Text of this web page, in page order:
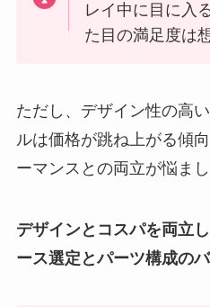
レイ中に目に入
た目の満足度は
ただし、デザイン性の高
ルは価格が跳ね上がる傾
ーマンスとの両立が悩まし
デザインとコスパを両立
ース選定とパーツ構成の